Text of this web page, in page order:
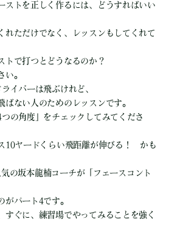
ストを正しく作るには、どうすればいい
れただけでなく、レッスンもしてくれて
トで打つとどうなるのか？
い。
イバーは飛ぶけれど、
ばない人のためのレッスンです。
の角度」をチェックしてみてくださ
10ヤードくらい飛距離が伸びる！ かも
の坂本龍楠コーチが「フェースコント
がパート4です。
すぐに、練習場でやってみることを強く